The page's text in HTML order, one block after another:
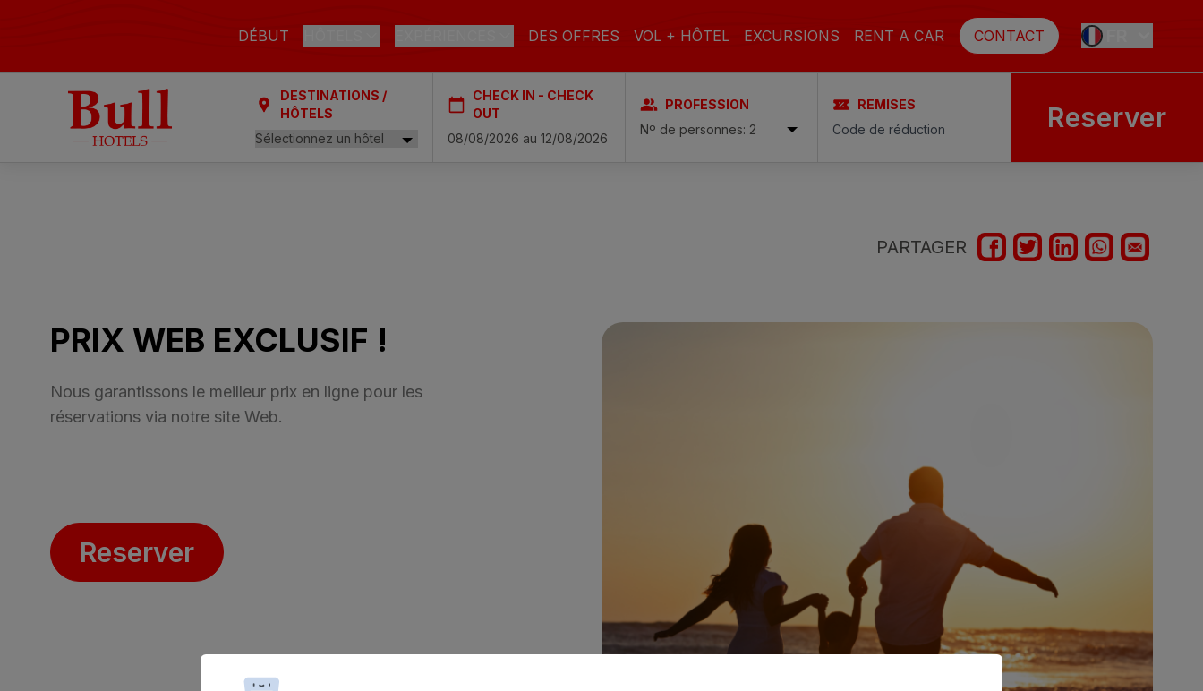
DÉBUT
LAS PALMAS DE GRAN CANARIA
Bull Astoria
Bull Vital Suites & Spa – Boutique Hotel & adults only
Bull Escorial & Spa
DES OFFRES VOL + HÔTEL EXCURSIONS RENT A CAR CONTACT
DE
DESTINATIONS /
HÔTELS
CHECK IN - CHECK
OUT
PROFESSION
Nº de personnes: 2
REMISES Reserver
PARTAGER
PRIX WEB EXCLUSIF !
Nous garantissons le meilleur prix en ligne pour les
réservations via notre site Web.
Reserver